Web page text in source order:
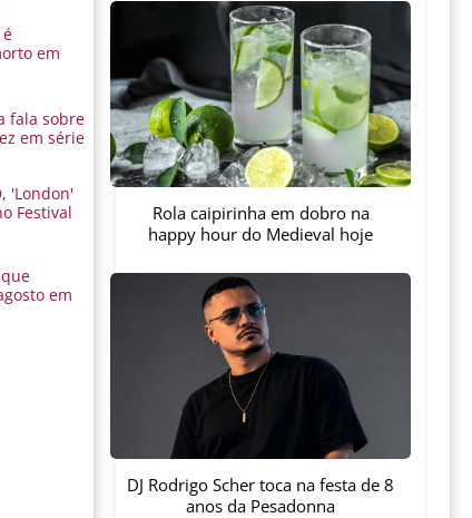
em
fala sobre
em série
'London'
Festival
em
Rola caipirinha em dobro na
happy hour do Medieval hoje
DJ Rodrigo Scher toca na festa de 8
anos da Pesadonna